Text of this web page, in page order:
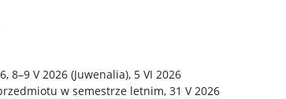
8–9 V 2026 (Juwenalia), 5 VI 2026
w semestrze letnim, 31 V 2026